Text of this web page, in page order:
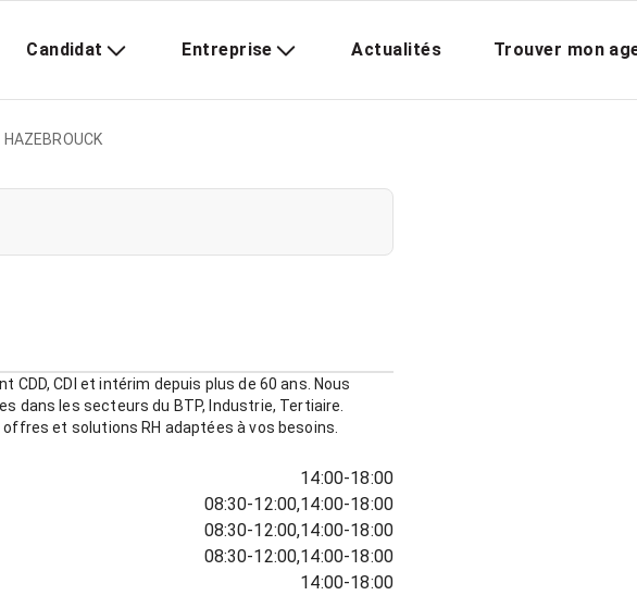
Candidat Entreprise Actualités Trouver mon
HAZEBROUCK
CDI et intérim depuis plus de 60 ans. Nous
dans les secteurs du BTP, Industrie, Tertiaire.
et solutions RH adaptées à vos besoins.
14:00-18:00
08:30-12:00,14:00-18:00
08:30-12:00,14:00-18:00
08:30-12:00,14:00-18:00
14:00-18:00